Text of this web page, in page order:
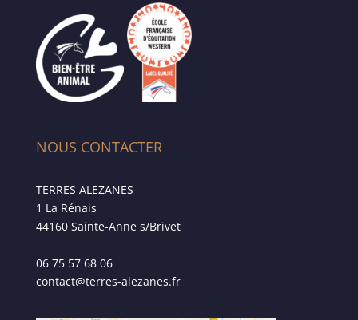
NOUS CONTACTER
TERRES ALEZANES
1 La Rénais
44160 Sainte-Anne s/Brivet
06 75 57 68 06
contact@terres-alezanes.fr